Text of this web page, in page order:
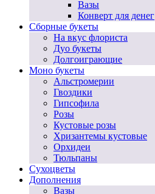
Вазы
Конверт для денег
Сборные букеты
На вкус флориста
Дуо букеты
Долгоиграющие
Моно букеты
Альстромерии
Гвоздики
Гипсофила
Розы
Кустовые розы
Хризантемы кустовые
Орхидеи
Тюльпаны
Сухоцветы
Дополнения
Вазы